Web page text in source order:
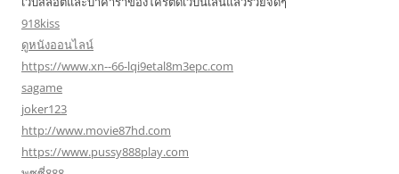
918kiss
ดูหนังออนไลน์
https://www.xn--66-lqi9etal8m3epc.com
sagame
joker123
http://www.movie87hd.com
https://www.pussy888play.com